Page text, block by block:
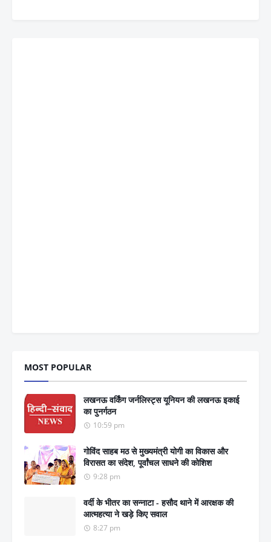
MOST POPULAR
लखनऊ वर्किंग जर्नलिस्ट्स यूनियन की लखनऊ इकाई
का पुनर्गठन
10:59 pm
गोविंद साहब मठ से मुख्यमंत्री योगी का विकास और
विरासत का संदेश, पूर्वांचल साधने की कोशिश
9:28 pm
वर्दी के भीतर का सन्नाटा - हसौद थाने में आरक्षक की
आत्महत्या ने खड़े किए सवाल
8:27 pm